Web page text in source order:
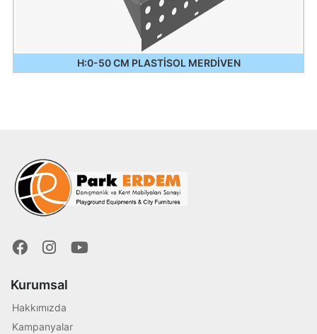
H:0-50 CM PLASTİSOL MERDİVEN
Kurumsal
Hakkımızda
Kampanyalar